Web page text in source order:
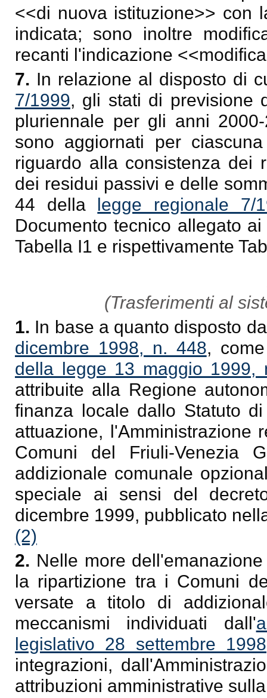
<<di nuova istituzione>> con
indicata; sono inoltre
recanti l'indicazione
7. In relazione al disposto di
7/1999, gli stati di previsione
pluriennale per gli anni
sono aggiornati per
riguardo alla consistenza dei
dei residui passivi e delle
44 della legge regionale 7/
Documento tecnico allegato
Tabella I1 e rispettivamente
(Trasferimenti al
1. In base a quanto disposto
dicembre 1998, n. 448,
della legge 13 maggio 1999,
attribuite alla Regione
finanza locale dallo Statuto
attuazione, l'Amministrazione
Comuni del Friuli-Venezia
addizionale comunale
speciale ai sensi del
dicembre 1999, pubblicato
(2)
2. Nelle more
la ripartizione tra i Comuni
versate a titolo di
meccanismi individuati dall'
legislativo 28 settembre
integrazioni,
attribuzioni amministrative